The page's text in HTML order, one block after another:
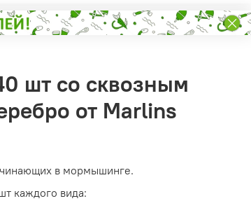
шт со сквозным
от Marlins
в мормышинге.
каждого вида: